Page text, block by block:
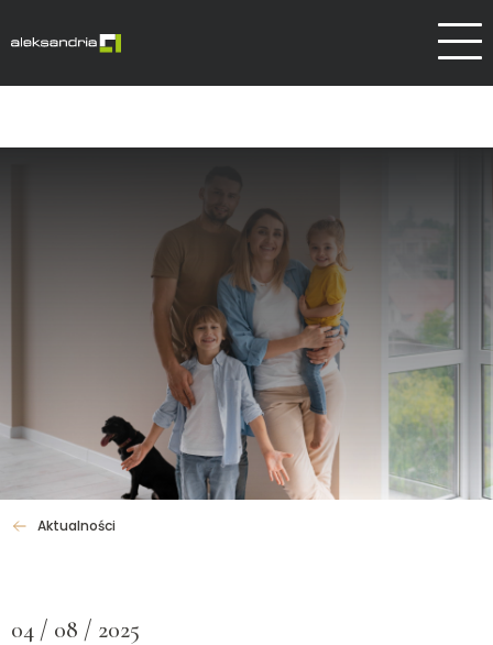
Aktualności
04 / 08 / 2025